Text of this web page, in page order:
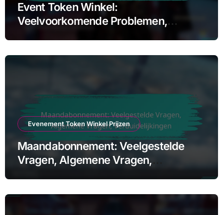
Event Token Winkel:
Veelvoorkomende Problemen,
Probleemoplossing, Ondersteuning
Evenement Token Winkel Prijzen
Maandabonnement: Veelgestelde
Vragen, Algemene Vragen,